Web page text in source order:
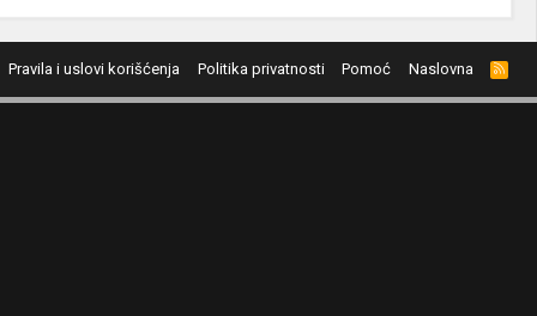
Pravila i uslovi korišćenja Politika privatnosti Pomoć Naslovna
R
S
S